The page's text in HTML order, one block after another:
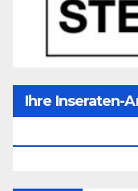
Ihre Inseraten-